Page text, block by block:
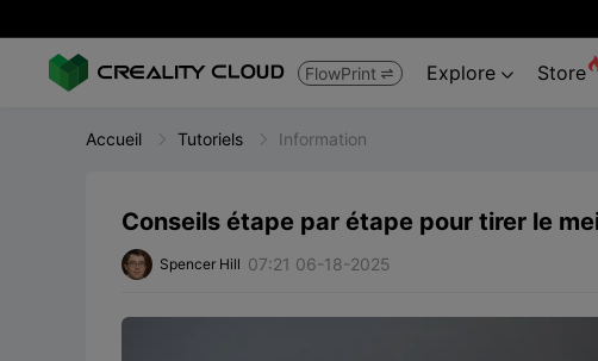
FlowPrint  Explore  Store
Accueil Tutoriels Information
Conseils étape par étape pour tirer le
Spencer Hill 07:21 06-18-2025